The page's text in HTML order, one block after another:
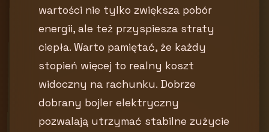
wartości nie tylko zwiększa pobór
energii, ale też przyspiesza straty
ciepła. Warto pamiętać, że każdy
stopień więcej to realny koszt
widoczny na rachunku. Dobrze
dobrany bojler elektryczny
pozwalają utrzymać stabilne zużycie